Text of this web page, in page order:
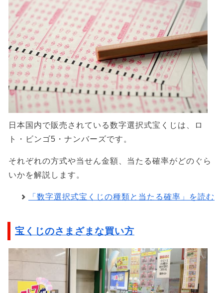
日本国内で販売されている数字選択式宝くじは、ロ
ト・ビンゴ5・ナンバーズです。
それぞれの方式や当せん金額、当たる確率がどのぐら
いかを解説します。
「数字選択式宝くじの種類と当たる確率」を読む
宝くじのさまざまな買い方